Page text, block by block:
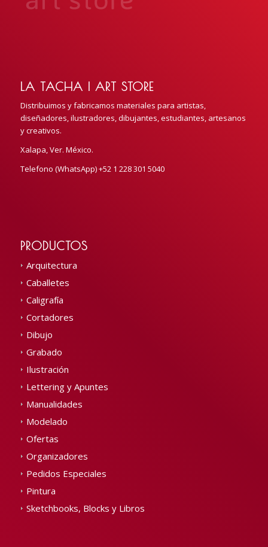
LA TACHA | ART STORE
Distribuimos y fabricamos materiales para artistas,
diseñadores, ilustradores, dibujantes, estudiantes, artesanos
y creativos.
Xalapa, Ver. México.
Telefono (WhatsApp) +52 1 228 301 5040
PRODUCTOS
Arquitectura
Caballetes
Caligrafía
Cortadores
Dibujo
Grabado
Ilustración
Lettering y Apuntes
Manualidades
Modelado
Ofertas
Organizadores
Pedidos Especiales
Pintura
Sketchbooks, Blocks y Libros